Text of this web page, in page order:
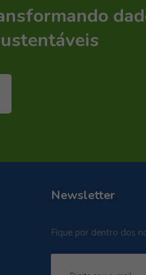
Newsletter
Fique por dentro dos